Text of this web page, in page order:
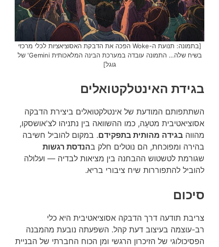
[בתמונה: תנועת ה-Woke הפכה את הדבקת האסוציאציות לכלי מרכזי
בשיח שלה… התמונה עובדה במערכת הבינה המלאכותית Gemini' של
גוגל]
בגידת האינטלקטואלים
השתתפותם המודעת של אינטלקטואלים ביצירת הדבקה
אסוציאטיבית מטעָה, כמו ההשוואה בין נתניהו לצ'אושסקו,
מהווה בגידה מהותית בתפקידם. במקום להוביל חשיבה
בהירה ומפוכחת, הם נוטלים חלק בהנדסת רגשות
שגורמת לטשטוש ההבחנה בין מציאות לבדיה — ועלולה
להוביל להתפוררות שיח ציבורי בריא.
סיכום
צריבת תודעה דרך הדבקה אסוציאטיבית היא כלי
רב-עוצמה בעיצוב דעת קהל. השפעתה נובעת מהמבנה
הפסיכולוגי של הזיכרון הרגשי ומן הכוח החברתי של הבניית